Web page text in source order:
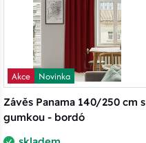
Akce
Novinka
Závěs Panama 140/250 cm s
gumkou - bordó